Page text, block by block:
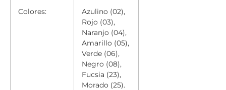
Colores:
Azulino (02),
Rojo (03),
Naranjo (04),
Amarillo (05),
Verde (06),
Negro (08),
Fucsia (23),
Morado (25).